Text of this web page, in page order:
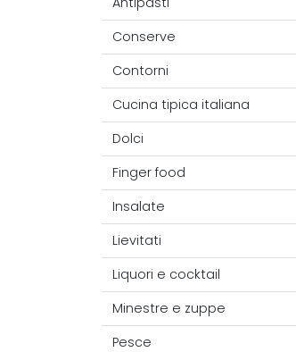
Conserve
Contorni
Cucina tipica italiana
Dolci
Finger food
Insalate
Lievitati
Liquori e cocktail
Minestre e zuppe
Pesce